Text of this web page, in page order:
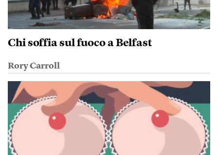
Chi soffia sul fuoco a Belfast
Rory Carroll